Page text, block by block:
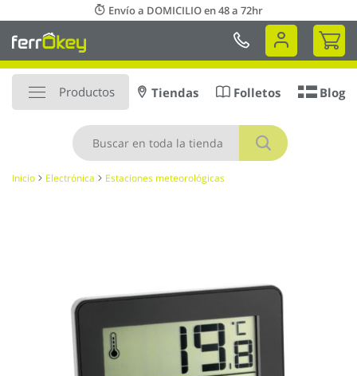
al
contenido
Envío a DOMICILIO en 48 a 72hr
Mi
Productos
Buscar
Tiendas Folletos Blog
Inicio Electrónica Estaciones meteorológicas